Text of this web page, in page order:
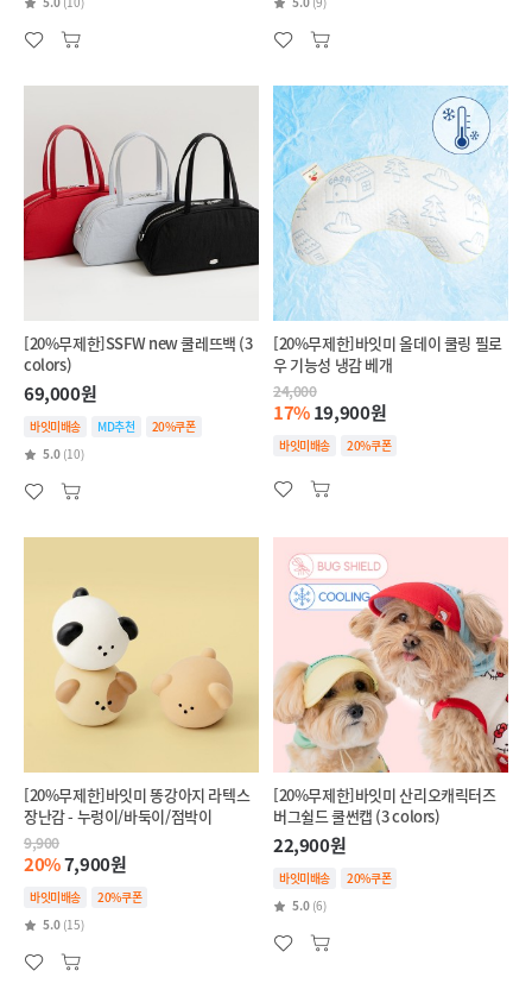
[20%무제한]SSFW new 쿨레뜨백 (3
colors)
69,000원
바잇미배송 MD추천
20%쿠폰
5.0 (10)
[20%무제한]바잇미 올데이 쿨링 필로
우 기능성 냉감 베개
24,000
17%19,900원
바잇미배송 20%쿠폰
[20%무제한]바잇미 똥강아지 라텍스
장난감 - 누렁이/바둑이/점박이
9,900
20%7,900원
바잇미배송
20%쿠폰
5.0 (15)
[20%무제한]바잇미 산리오캐릭터즈
버그쉴드 쿨썬캡 (3 colors)
22,900원
바잇미배송
20%쿠폰
5.0 (6)